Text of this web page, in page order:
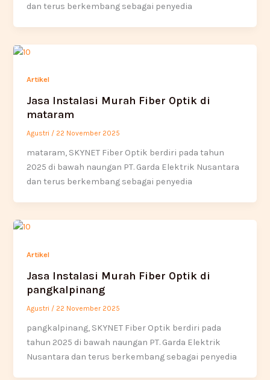
dan terus berkembang sebagai penyedia
Artikel
Jasa Instalasi Murah Fiber Optik di
mataram
Agustri / 22 November 2025
mataram, SKYNET Fiber Optik berdiri pada tahun
2025 di bawah naungan PT. Garda Elektrik Nusantara
dan terus berkembang sebagai penyedia
Artikel
Jasa Instalasi Murah Fiber Optik di
pangkalpinang
Agustri / 22 November 2025
pangkalpinang, SKYNET Fiber Optik berdiri pada
tahun 2025 di bawah naungan PT. Garda Elektrik
Nusantara dan terus berkembang sebagai penyedia